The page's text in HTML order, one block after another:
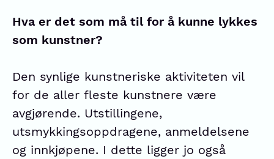
Hva er det som må til for å kunne lykkes
som kunstner?
Den synlige kunstneriske aktiviteten vil
for de aller fleste kunstnere være
avgjørende. Utstillingene,
utsmykkingsoppdragene, anmeldelsene
og innkjøpene. I dette ligger jo også